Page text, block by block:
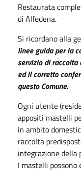
Restaurata
di Alfedena.
Si ricordano alla
linee guida per la
servizio di
ed il corretto
questo Comune.
Ogni utente
appositi mastelli
in ambito
raccolta
integrazione della
I mastelli